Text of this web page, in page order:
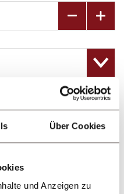
Über Cookies
und Anzeigen zu